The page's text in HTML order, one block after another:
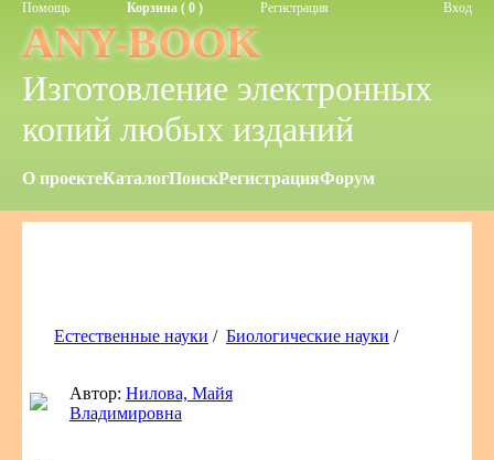
Помощь Корзина ( 0 ) Регистрация Вход
ANY-BOOK
Изготовление электронных
копий любых изданий
О проектеКаталогПоискРегистрацияФорум
Естественные науки / Биологические науки /
Автор: Нилова, Майя
Владимировна